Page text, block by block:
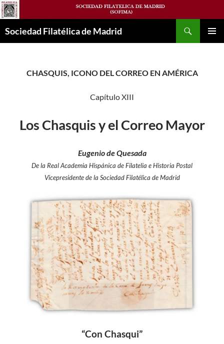
Saltar
al
contenido
Sociedad Filatélica de Madrid
CHASQUIS, ICONO DEL CORREO EN AMÉRICA
Capítulo XIII
Los Chasquis y el Correo Mayor
Eugenio de Quesada
De la Real Academia Hispánica de Filatelia e Historia Postal
Vicepresidente de la Sociedad Filatélica de Madrid
“Con Chasqui”